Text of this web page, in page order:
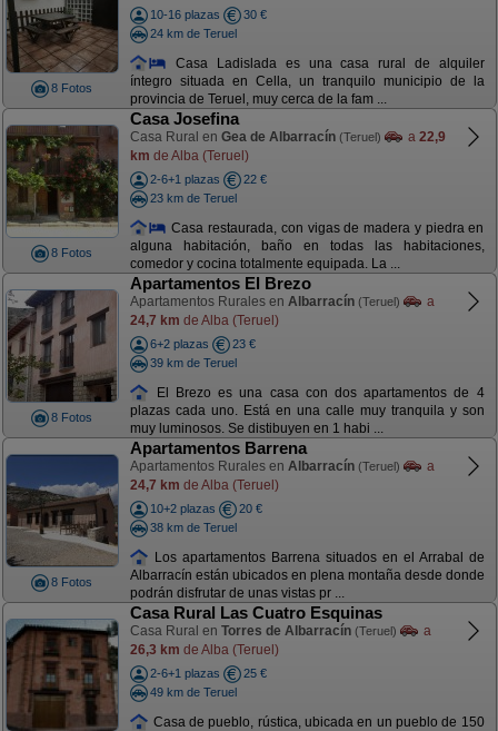
8 Fotos
10-16 plazas
30 €
24 km de Teruel
Casa Ladislada es una casa rural de alquiler
íntegro situada en Cella, un tranquilo municipio de la
provincia de Teruel, muy cerca de la fam ...
8 Fotos
Casa Josefina
Casa Rural en Gea de Albarracín (Teruel) a 22,9
km de Alba (Teruel)
2-6+1 plazas
22 €
23 km de Teruel
Casa restaurada, con vigas de madera y piedra en
alguna habitación, baño en todas las habitaciones,
comedor y cocina totalmente equipada. La ...
8 Fotos
Apartamentos El Brezo
Apartamentos Rurales en Albarracín (Teruel)
a
24,7 km de Alba (Teruel)
6+2 plazas
23 €
39 km de Teruel
El Brezo es una casa con dos apartamentos de 4
plazas cada uno. Está en una calle muy tranquila y son
muy luminosos. Se distibuyen en 1 habi ...
8 Fotos
Apartamentos Barrena
Apartamentos Rurales en Albarracín (Teruel)
a
24,7 km de Alba (Teruel)
10+2 plazas
20 €
38 km de Teruel
Los apartamentos Barrena situados en el Arrabal de
Albarracín están ubicados en plena montaña desde donde
podrán disfrutar de unas vistas pr ...
Casa Rural Las Cuatro Esquinas
Casa Rural en Torres de Albarracín (Teruel)
a
26,3 km de Alba (Teruel)
2-6+1 plazas
25 €
49 km de Teruel
Casa de pueblo, rústica, ubicada en un pueblo de 150